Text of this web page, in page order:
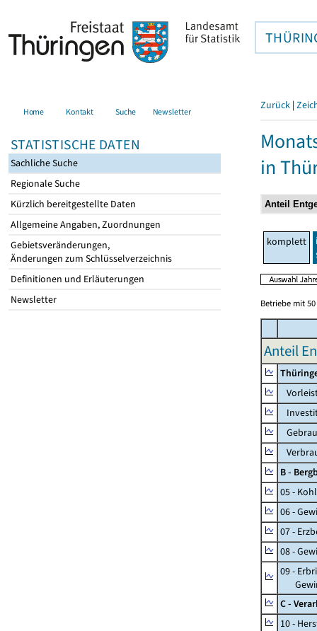
Home Kontakt Suche Newsletter
STATISTISCHE DATEN
Sachliche Suche
Regionale Suche
Kürzlich bereitgestellte Daten
Allgemeine Angaben, Zuordnungen
Gebietsveränderungen,
Änderungen zum Schlüsselverzeichnis
Definitionen und Erläuterungen
Newsletter
Zurück |
in
komplett
Betriebe mit
Anteil
B -
05 -
06 -
07 -
08 -
09 -
C -
10 -